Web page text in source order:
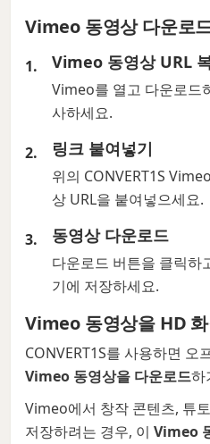
Vimeo 동영상 다운로
Vimeo 동영상 URL
Vimeo를 열고 다운로드
사하세요.
링크 붙여넣기
위의 CONVERT1S
상 URL을 붙여넣으세요.
동영상 다운로드
다운로드 버튼을 클릭하
기에 저장하세요.
Vimeo 동영상을 HD
CONVERT1S를 사용하면 오
Vimeo 동영상을 다운로드하
Vimeo에서 창작 콘텐츠, 튜
저장하려는 경우, 이 Vimeo